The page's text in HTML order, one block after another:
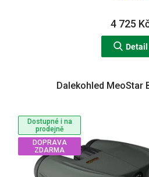
4 725
Detail
Dostupné i na
prodejně
DOPRAVA
ZDARMA
Dalekohled MeoStar